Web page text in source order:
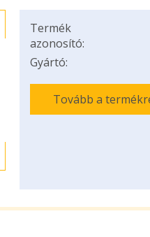
Termék
azonosító:
Gyártó:
Tovább a